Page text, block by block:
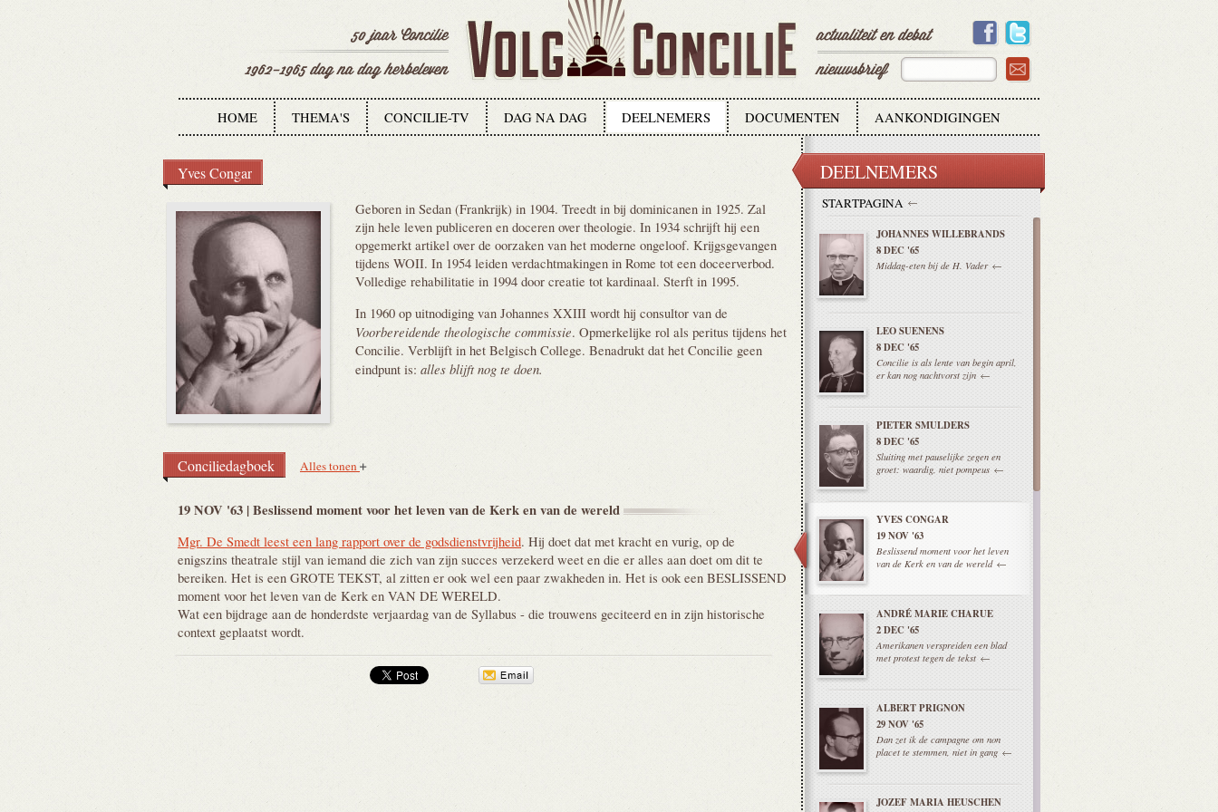
HOME THEMA'S CONCILIE-TV DAG NA DAG DEELNEMERS DOCUMENTEN AANKONDIGINGEN
Yves Congar
Geboren in Sedan (Frankrijk) in 1904. Treedt in bij dominicanen in 1925. Zal
zijn hele leven publiceren en doceren over theologie. In 1934 schrijft hij een
opgemerkt artikel over de oorzaken van het moderne ongeloof. Krijgsgevangen
tijdens WOII. In 1954 leiden verdachtmakingen in Rome tot een doceerverbod.
Volledige rehabilitatie in 1994 door creatie tot kardinaal. Sterft in 1995.
In 1960 op uitnodiging van Johannes XXIII wordt hij consultor van de
Voorbereidende theologische commissie. Opmerkelijke rol als peritus tijdens het
Concilie. Verblijft in het Belgisch College. Benadrukt dat het Concilie geen
eindpunt is: alles blijft nog te doen.
Conciliedagboek Alles tonen
19 NOV '63 | Beslissend moment voor het leven van de Kerk en van de wereld
Mgr. De Smedt leest een lang rapport over de godsdienstvrijheid. Hij doet dat met kracht en vurig, op de
enigszins theatrale stijl van iemand die zich van zijn succes verzekerd weet en die er alles aan doet om dit te
bereiken. Het is een GROTE TEKST, al zitten er ook wel een paar zwakheden in. Het is ook een BESLISSEND
moment voor het leven van de Kerk en VAN DE WERELD.
Wat een bijdrage aan de honderdste verjaardag van de Syllabus - die trouwens geciteerd en in zijn historische
context geplaatst wordt.
DEELNEMERS
STARTPAGINA
JOHANNES WILLEBRANDS
8 DEC '65
Middag-eten bij de H. Vader
LEO SUENENS
8 DEC '65
Concilie is als lente van begin april,
er kan nog nachtvorst zijn
PIETER SMULDERS
8 DEC '65
Sluiting met pauselijke zegen en
groet: waardig, niet pompeus
YVES CONGAR
19 NOV '63
Beslissend moment voor het leven
van de Kerk en van de wereld
ANDRÉ MARIE CHARUE
2 DEC '65
Amerikanen verspreiden een blad
met protest tegen de tekst
ALBERT PRIGNON
29 NOV '65
Dan zet ik de campagne om non
placet te stemmen, niet in gang
JOZEF MARIA HEUSCHEN